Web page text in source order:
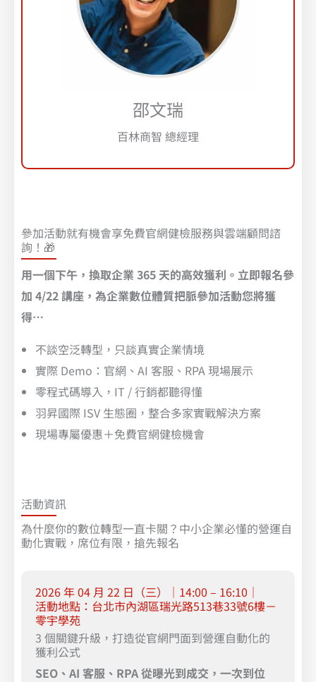
邵文瑞
百林商智 總經理
參加活動就有機會享免費官網健檢服務與雲端顧問諮
詢！🎁​
用一個下午，換取企業 365 天的高效獲利。立即報名參
加 4/22 講座，為企業數位體質把脈參加活動您將獲
得…
不談空泛轉型，只談真實企業情境
實際 Demo：官網、AI 客服、RPA 現場展示
零程式碼導入，IT / 行銷都聽得懂
羽昇國際 ISV 生態圈，整合多家實戰解決方案
現場專屬優惠＋免費官網健檢機會
活動資訊
為什麼你的數位轉型一直卡關？中小企業必懂的營運自
動化實戰，席位有限，搶先報名
2026 年 04 月 22 日（三）｜14:00 – 16:10｜
活動地點：台北市內湖區瑞光路513巷33號6樓－
零宇學苑
3 個關鍵升級，打造從官網門面到營運自動化的
獲利公式
SEO 、AI 客服、RPA 從曝光到成交，一次到位